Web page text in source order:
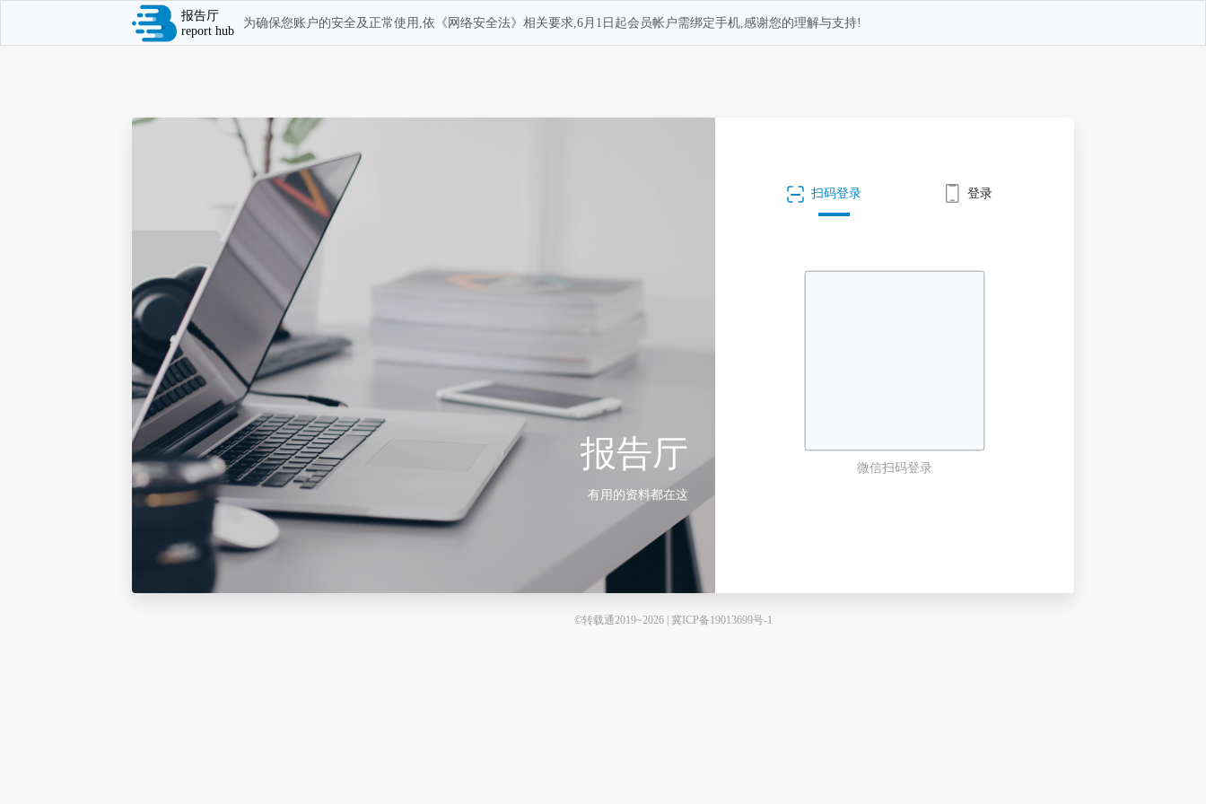
报告厅
report hub
为确保您账户的安全及正常使用,依《网络安全法》相关要求,6月1日起会员帐户需绑定手机,感谢您的理解与支持!
报告厅
有用的资料都在这
扫码登录 登录
微信扫码登录
©转载通2019~2026 | 冀ICP备19013699号-1